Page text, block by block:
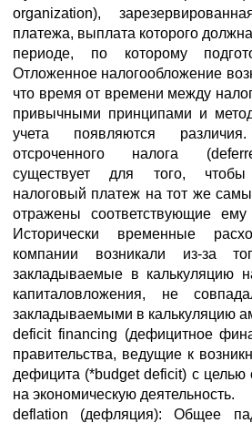
organization),
платежа, выплата которого
периоде, по которому
Отложенное налогообложение
что время от времени между
привычными принципами и
учета появляются
отсроченного налога
существует для того, чтобы
налоговый платеж на тот же
отражены соответствующие
Исторически временные
компании возникали из-за
закладываемые в калькуляцию
капиталовложения, не
закладываемыми в калькуляцию
deficit financing (дефицитное
правительства, ведущие к
дефицита (*budget deficit) с целью
на экономическую деятельность.
deflation (дефляция): Общее